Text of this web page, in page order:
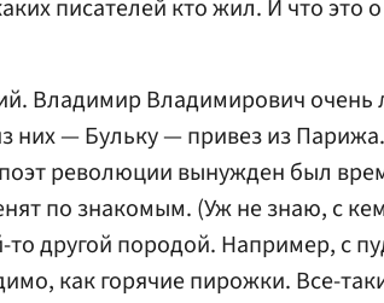
писателей кто жил. И что это
Владимир Владимирович очень
них — Бульку — привез из
революции вынужден был
по знакомым. (Уж не знаю, с
то другой породой. Например, с
как горячие пирожки. Все-